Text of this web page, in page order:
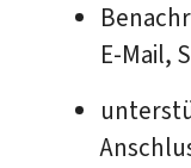
E-Mail,